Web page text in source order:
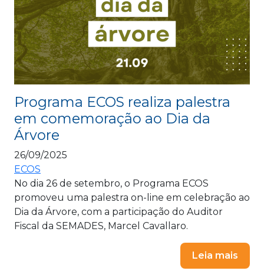
Programa ECOS realiza palestra
em comemoração ao Dia da
Árvore
26/09/2025
ECOS
No dia 26 de setembro, o Programa ECOS
promoveu uma palestra on-line em celebração ao
Dia da Árvore, com a participação do Auditor
Fiscal da SEMADES, Marcel Cavallaro.
Leia mais